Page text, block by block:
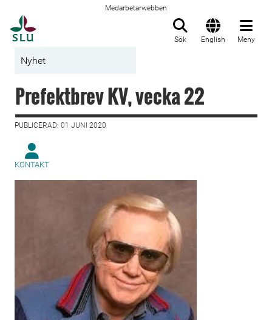
Medarbetarwebben
Sök English Meny
Nyhet
Prefektbrev KV, vecka 22
PUBLICERAD: 01 JUNI 2020
KONTAKT